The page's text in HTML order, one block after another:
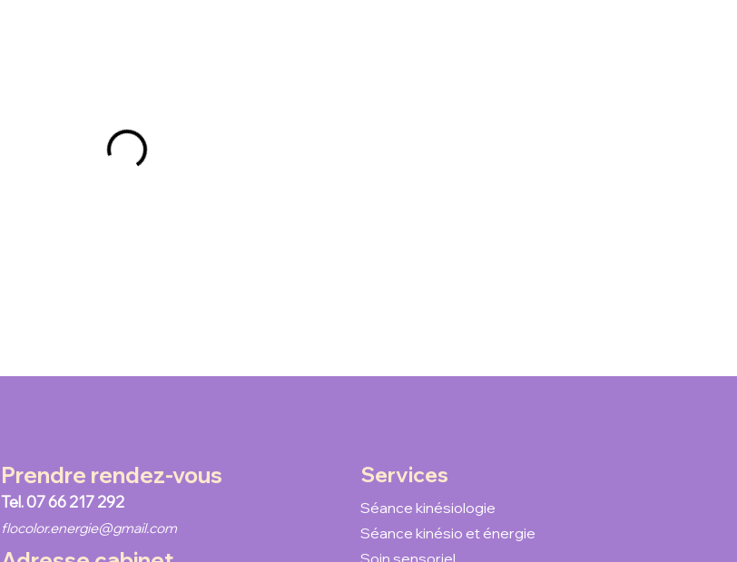
Prendre rendez-vous
Tel. 07 66 217 292
flocolor.energie@gmail.com
Services
Séance kinésiologie
Séance kinésio et énergie
Soin sensoriel